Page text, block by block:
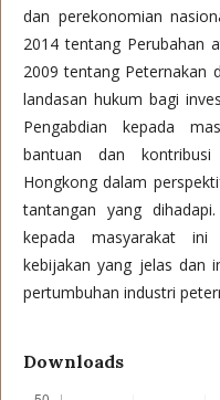
dan perekonomian
2014 tentang Perubahan
2009 tentang Peternakan
landasan hukum bagi
Pengabdian kepada
bantuan dan
Hongkong dalam
tantangan yang
kepada masyarakat ini
kebijakan yang jelas dan
pertumbuhan industri
Downloads